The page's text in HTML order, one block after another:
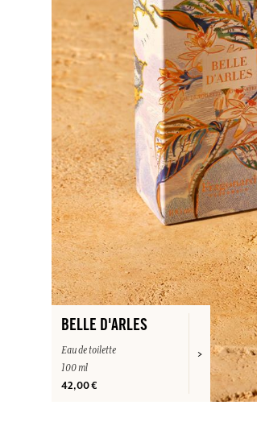
BELLE D'ARLES
Eau de toilette
100 ml
42,00 €